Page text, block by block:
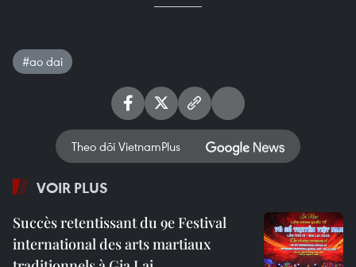
#ao dai
Theo dõi VietnamPlus
VOIR PLUS
Succès retentissant du 9e Festival
international des arts martiaux